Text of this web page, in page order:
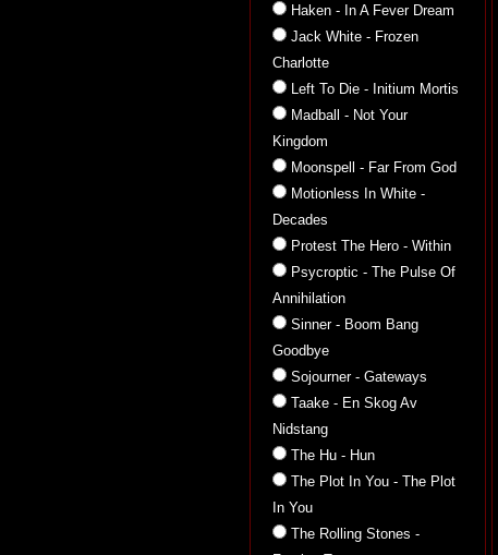
Haken - In A Fever Dream
Jack White - Frozen
Charlotte
Left To Die - Initium Mortis
Madball - Not Your
Kingdom
Moonspell - Far From God
Motionless In White -
Decades
Protest The Hero - Within
Psycroptic - The Pulse Of
Annihilation
Sinner - Boom Bang
Goodbye
Sojourner - Gateways
Taake - En Skog Av
Nidstang
The Hu - Hun
The Plot In You - The Plot
In You
The Rolling Stones -